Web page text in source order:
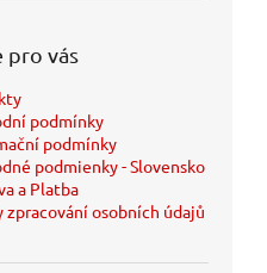
pro vás
podmínky
podmínky
podmienky - Slovensko
a Platba
zpracování osobních údajů